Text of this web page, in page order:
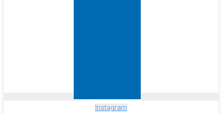
Instagram